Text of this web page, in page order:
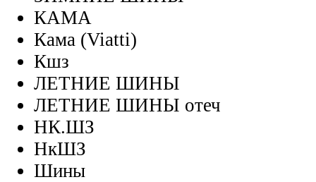
КАМА
Кама (Viatti)
Кшз
ЛЕТНИЕ ШИНЫ
ЛЕТНИЕ ШИНЫ отеч
НК.ШЗ
НкШЗ
Шины